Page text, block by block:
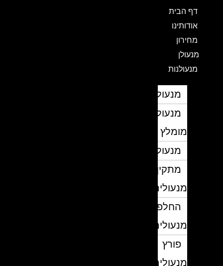
דף הבית
אודותינו
מחירון
מנעולן
מנעולנות
מנעולן
מנעולן
מומלץ
מנעולנים
מתקין
מנעולים
החלפת
מנעולים
פורץ
מנעולים